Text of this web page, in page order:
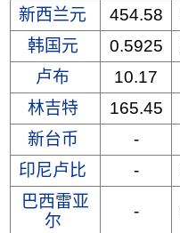
新西兰元
454.58
韩国元
0.5925
卢布
10.17
林吉特
165.45
新台币
-
印尼卢比
-
巴西雷亚
尔
-